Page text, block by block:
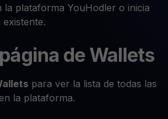
la plataforma YouHodler o inicia
de Wallets
para ver la lista de todas las
la plataforma.